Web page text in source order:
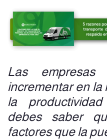
Las empresas
incrementar en la
la
debes saber
factores que la